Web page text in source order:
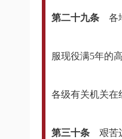
第二十九条 各
服现役满5年的
各级有关机关在
第三十条 艰苦